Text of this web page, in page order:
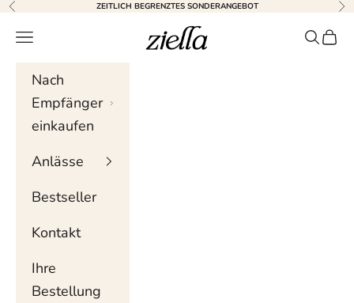
Zum Inhalt springen
Zurück ZEITLICH BEGRENZTES SONDERANGEBOT
Ziella
Navigationsmenü Suche
Nach
Empfänger
einkaufen
Anlässe
Bestseller
Kontakt
Ihre
Bestellung